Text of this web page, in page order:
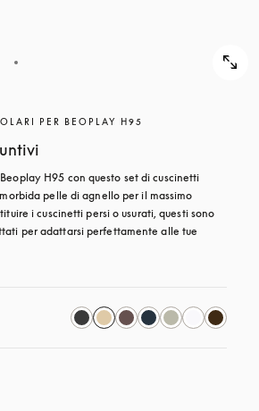
PER BEOPLAY H95
H95 con questo set di cuscinetti
pelle di agnello per il massimo
i cuscinetti persi o usurati, questi sono
per adattarsi perfettamente alle tue